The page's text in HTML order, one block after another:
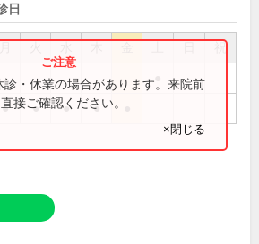
日
祝
● ● ● ●
・休業の場合があります。来院前
接ご確認ください。
×閉じる